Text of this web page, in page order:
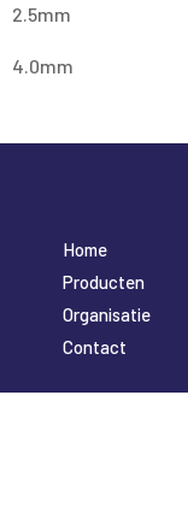
2.5mm
4.0mm
Home
Producten
Organisatie
Contact